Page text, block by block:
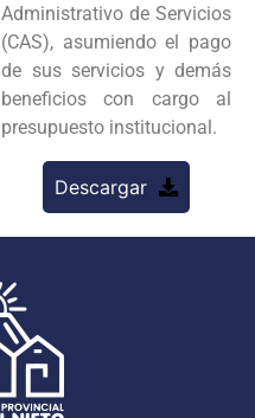
Administrativo de Servicios
(CAS), asumiendo el pago
de sus servicios y demás
beneficios con cargo al
presupuesto institucional.
Descargar